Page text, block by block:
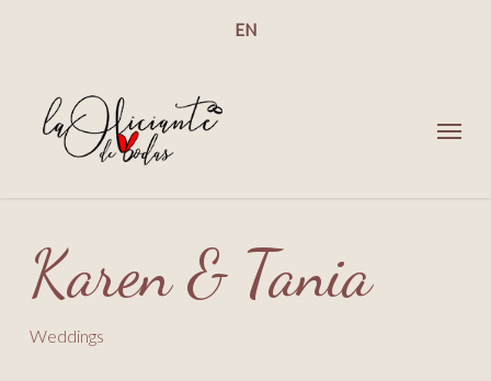
content
EN
Menu
Karen & Tania
Weddings